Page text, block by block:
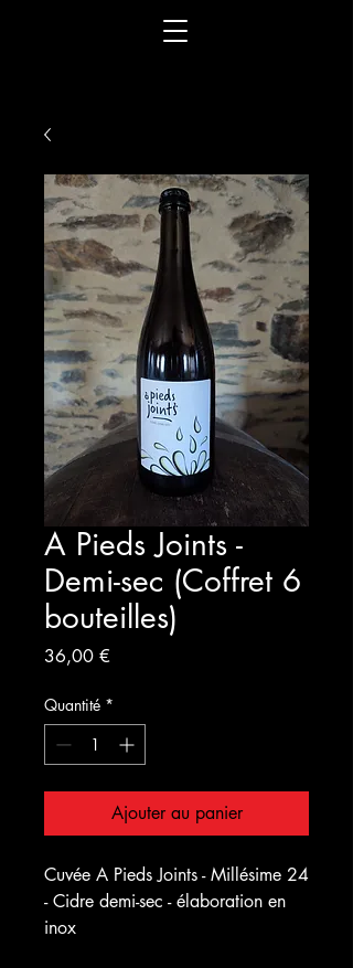
A Pieds Joints -
Demi-sec (Coffret 6
bouteilles)
36,00 €
Quantité *
Ajouter au panier
Cuvée A Pieds Joints - Millésime 24
- Cidre demi-sec - élaboration en
inox